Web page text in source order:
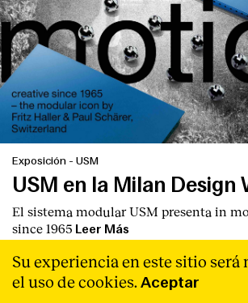
Exposición - USM
USM en la Milan Design
El sistema modular USM presenta in
since 1965 Leer Más
Su experiencia en este sitio será
el uso de cookies. Aceptar